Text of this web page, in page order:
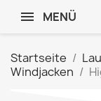
MENÜ
Startseite
Windjacken